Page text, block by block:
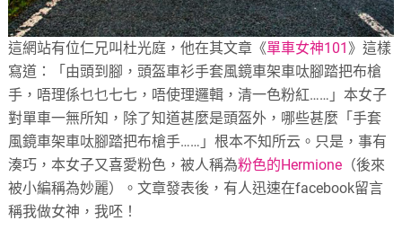
這網站有位仁兄叫杜光庭，他在其文章《單車女神101》這樣
寫道：「由頭到腳，頭盔車衫手套風鏡車架車呔腳踏把布槍
手，唔理係乜乜七七，唔使理邏輯，清一色粉紅……」本女子
對單車一無所知，除了知道甚麼是頭盔外，哪些甚麼「手套
風鏡車架車呔腳踏把布槍手……」根本不知所云。只是，事有
湊巧，本女子又喜愛粉色，被人稱為粉色的Hermione （後來
被小編稱為妙麗）。文章發表後，有人迅速在facebook留言
稱我做女神，我呸！